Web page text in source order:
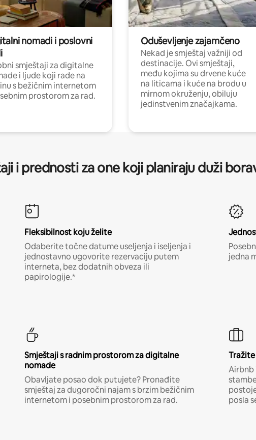
nomadi i poslovni
smještaji za digitalne
i ljude koji rade na
s bežičnim internetom
prostorom za rad.
Oduševljenje zajamčeno
Nekad je smještaj važniji od
destinacije. Ovi smještaji,
među kojima su drvene kuće
na liticama i kuće na brodu u
mirnom okruženju, obiluju
jedinstvenim značajkama.
i prednosti za one koji planiraju duži
Fleksibilnost koju želite
Odaberite točne datume useljenja i iseljenja i
jednostavno ugovorite rezervaciju putem
interneta, bez dodatnih obveza ili
papirologije.*
jedna
Smještaji s radnim prostorom za digitalne
nomade
Obavljate posao dok putujete? Pronađite
smještaj za dugoročni najam s brzim bežičnim
internetom i posebnim prostorom za rad.
Airbnb
posla